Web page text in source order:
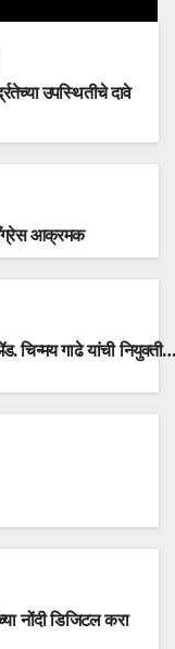
उपस्थितीचे दावे
आक्रमक
ॲड. चिन्मय गाढे यांची नियुक्ती…
नोंदी डिजिटल करा